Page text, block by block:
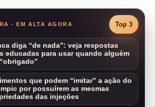
- EM ALTA AGORA Top 3
diga “de nada”: veja respostas
educadas para usar quando alguém
que podem “imitar” a ação do
por possuírem as mesmas
das injeções